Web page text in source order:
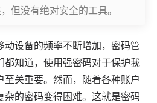
但没有绝对安全的工具。
动设备的频率不断增加，密码管
都知道，使用强密码对于保护我
关重要。然而，随着各种账户
杂的密码变得困难。这就是密码